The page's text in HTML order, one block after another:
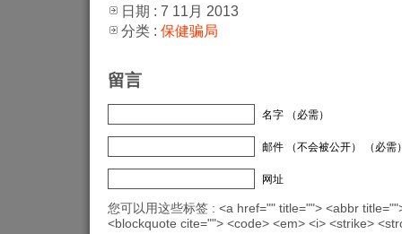
日期 : 7 11月 2013
分类 : 保健骗局
留言
名字 （必需）
邮件 （不会被公开） （必需
网址
您可以用这些标签 : <a href="" title=""> <abbr
<blockquote cite=""> <code> <em> <i> <strike>